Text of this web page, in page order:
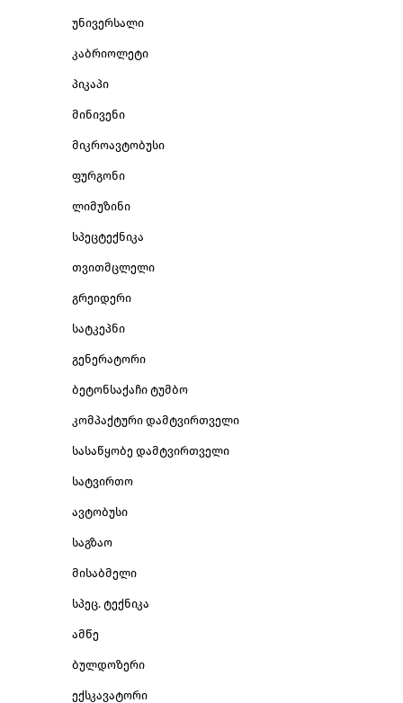
უნივერსალი
კაბრიოლეტი
პიკაპი
მინივენი
მიკროავტობუსი
ფურგონი
ლიმუზინი
სპეცტექნიკა
თვითმცლელი
გრეიდერი
სატკეპნი
გენერატორი
ბეტონსაქაჩი ტუმბო
კომპაქტური დამტვირთველი
სასაწყობე დამტვირთველი
სატვირთო
ავტობუსი
საგზაო
მისაბმელი
სპეც. ტექნიკა
ამწე
ბულდოზერი
ექსკავატორი